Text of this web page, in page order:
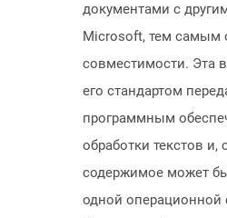
документами с
Microsoft, тем самым
совместимости. Эта
его стандартом
программным
обработки текстов и,
содержимое может
одной операционной